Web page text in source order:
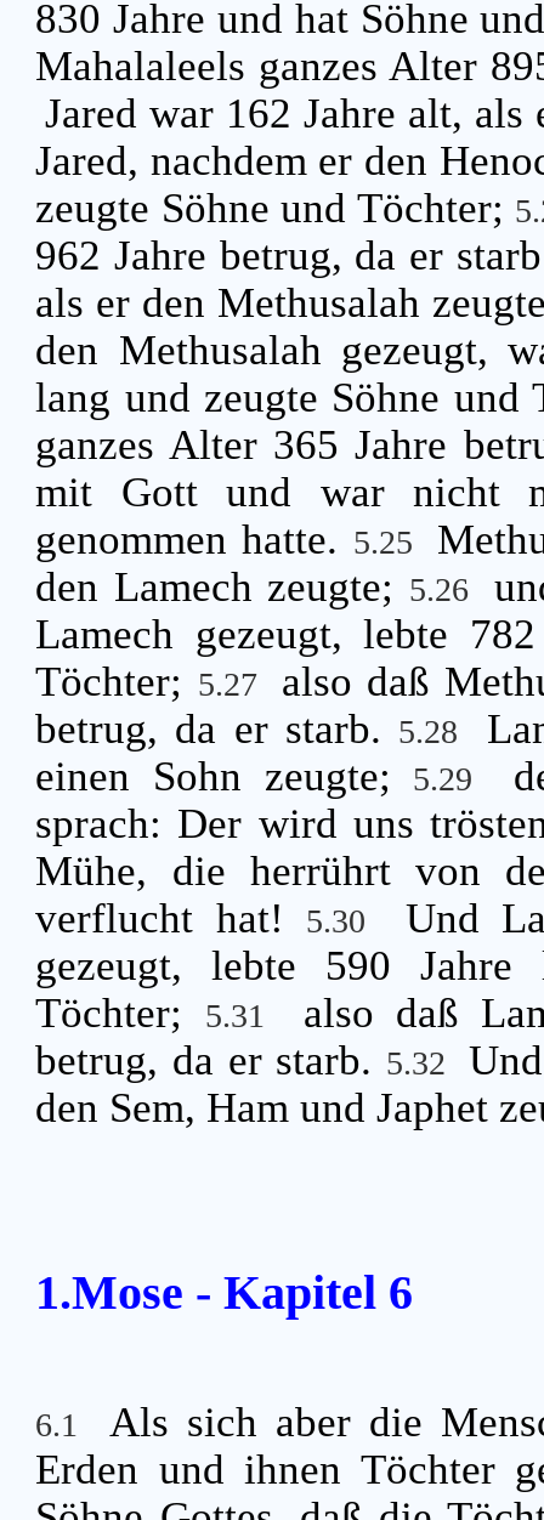
830 Jahre und hat Söhne
Mahalaleels ganzes Alter
Jared war 162 Jahre alt,
Jared, nachdem er den
zeugte Söhne und Töchter;
962 Jahre betrug, da er
als er den Methusalah
den Methusalah gezeugt,
lang und zeugte Söhne
ganzes Alter 365 Jahre
mit Gott und war nicht
genommen hatte. 5.25
den Lamech zeugte; 5.26
Lamech gezeugt, lebte
Töchter; 5.27
also daß
betrug, da er starb. 5.28
einen Sohn zeugte;
5.29
sprach: Der wird uns
Mühe, die herrührt von
verflucht hat!
5.30
Und
gezeugt, lebte 590
Töchter;
5.31
also daß
betrug, da er starb. 5.32
den Sem, Ham und Japhet
1.Mose - Kapitel 6
6.1
Als sich aber die
Erden und ihnen Töchter